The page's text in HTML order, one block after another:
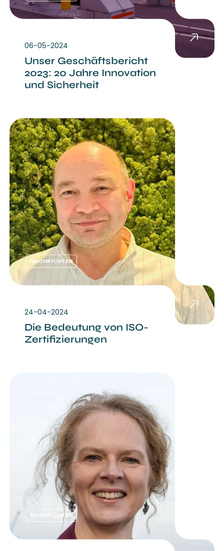
06-05-2024
Unser Geschäftsbericht
2023: 20 Jahre Innovation
und Sicherheit
NACHRICHTEN
24-04-2024
Die Bedeutung von ISO-
Zertifizierungen
NACHRICHTEN